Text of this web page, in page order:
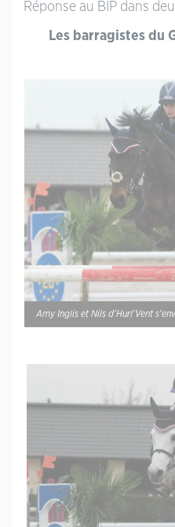
Réponse au BIP dans
Les barragistes du
Amy Inglis et Nils d'Hurl'Vent